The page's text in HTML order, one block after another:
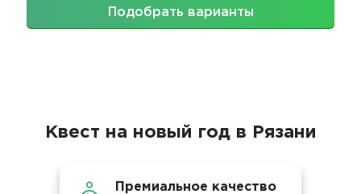
Подобрать варианты
Квест на новый год в Рязани
Премиальное качество